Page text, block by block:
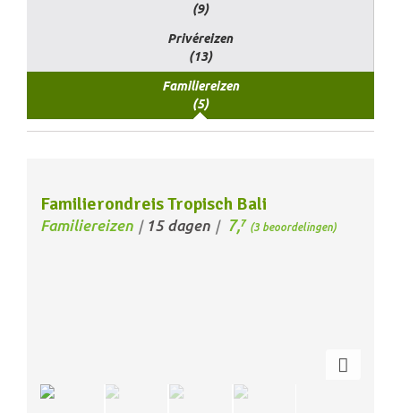
(9)
Privéreizen
(13)
Familiereizen
(5)
Familierondreis Tropisch Bali
Familiereizen / 15 dagen / 7, 7 (3 beoordelingen)